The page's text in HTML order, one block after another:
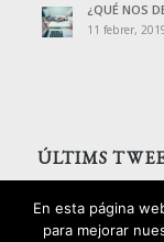
¿QUÉ NOS
11 febrer,
ÚLTIMS
Tweets de
En esta página
para mejorar